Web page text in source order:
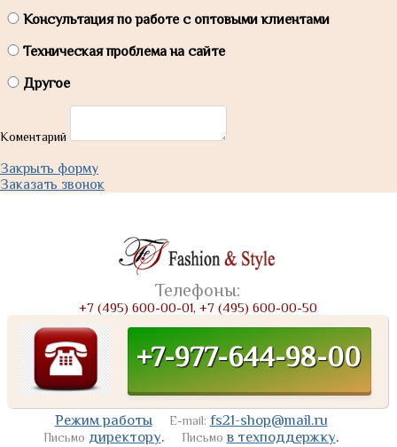
Консультация по работе с оптовыми клиентами
Техническая проблема на сайте
Другое
Коментарий
Закрыть форму
Заказать звонок
Телефоны:
+7 (495) 600-00-01, +7 (495) 600-00-50
+7-977-644-98-00
Режим работы E-mail: fs21-shop@mail.ru
Письмо директору. Письмо в техподдержку.